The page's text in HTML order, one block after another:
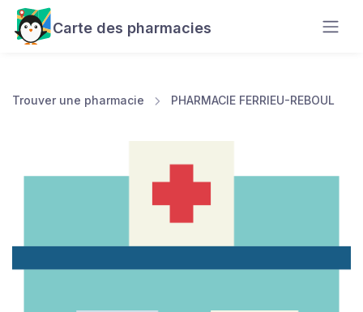
Carte des pharmacies
Trouver une pharmacie PHARMACIE FERRIEU-REBOUL